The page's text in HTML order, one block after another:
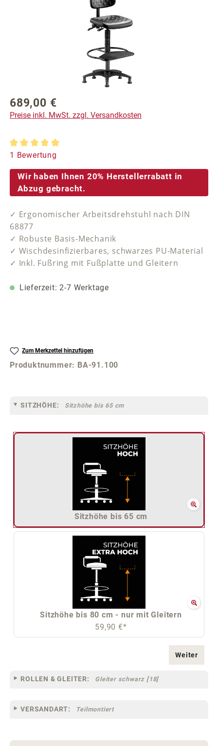
Regulärer Preis:
689,00 €
Preise inkl. MwSt. zzgl. Versandkosten
Durchschnittliche Bewertung von 5 von 5 Sternen
1 Bewertung
Wir haben Ihnen 20% Herstellerrabatt in
Abzug gebracht.
✓ Ergonomischer Arbeitsdrehstuhl nach DIN
68877
✓ Robuste Basis-Mechanik
✓ Wischdesinfizierbares, schwarzes PU-Material
✓ Inkl. Fußring mit Fußplatte und Gleitern
Lieferzeit: 2-7 Werktage
Zum Merkzettel hinzufügen
Produktnummer: BA-91.100
SITZHÖHE: Sitzhöhe bis 65 cm
Sitzhöhe bis 65 cm
Sitzhöhe bis 80 cm - nur mit Gleitern
59,90 €*
Weiter
ROLLEN & GLEITER: Gleiter schwarz [18]
VERSANDART: Teilmontiert